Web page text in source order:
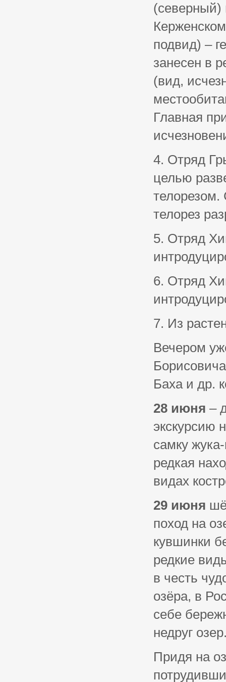
(северный)
подвид) –
занесен в
(вид,
Главная
4. Отряд
целью
телорезом.
телорез
5. Отряд
6. Отряд
7. Из
Вечером
Баха и др.
28 июня –
экскурсию
самку
редкая
видах
29 июня
поход на
кувшинки
редкие
в честь
озёра, в
себе
недруг
Придя на